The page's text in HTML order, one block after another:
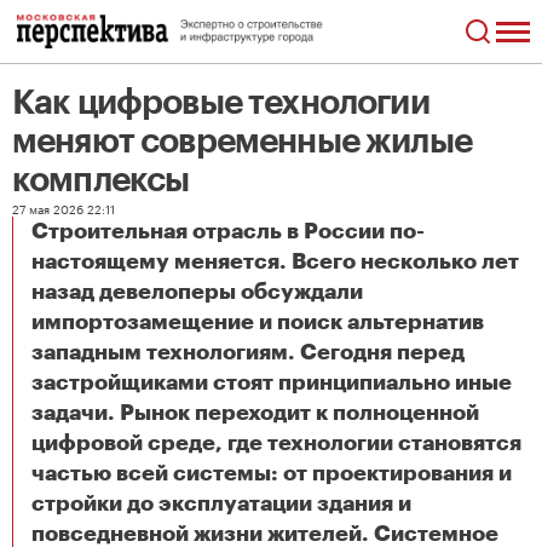
Как цифровые технологии
меняют современные жилые
комплексы
27 мая 2026 22:11
Строительная отрасль в России по-
настоящему меняется. Всего несколько лет
назад девелоперы обсуждали
импортозамещение и поиск альтернатив
западным технологиям. Сегодня перед
застройщиками стоят принципиально иные
задачи. Рынок переходит к полноценной
цифровой среде, где технологии становятся
частью всей системы: от проектирования и
стройки до эксплуатации здания и
повседневной жизни жителей. Системное